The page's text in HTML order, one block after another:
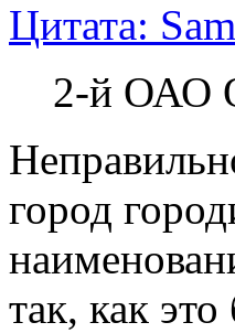
Цитата:
2-й ОАО
город
так, как